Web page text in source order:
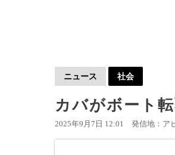
ニュース 社会
カバがボート
2025年9月7日 12:01 発信地：ア